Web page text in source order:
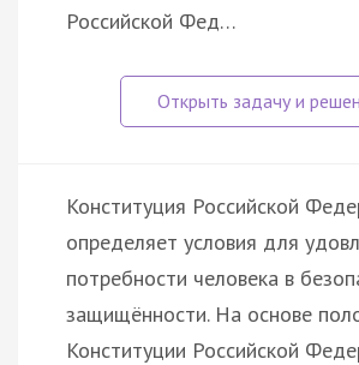
Российской Фед…
Конституция Российской
определяет условия для
потребности человека в
защищённости. На основе
Конституции Российской